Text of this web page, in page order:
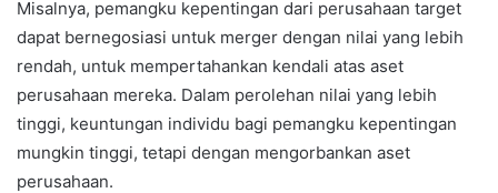
Misalnya, pemangku kepentingan dari perusahaan target
dapat bernegosiasi untuk merger dengan nilai yang lebih
rendah, untuk mempertahankan kendali atas aset
perusahaan mereka. Dalam perolehan nilai yang lebih
tinggi, keuntungan individu bagi pemangku kepentingan
mungkin tinggi, tetapi dengan mengorbankan aset
perusahaan.